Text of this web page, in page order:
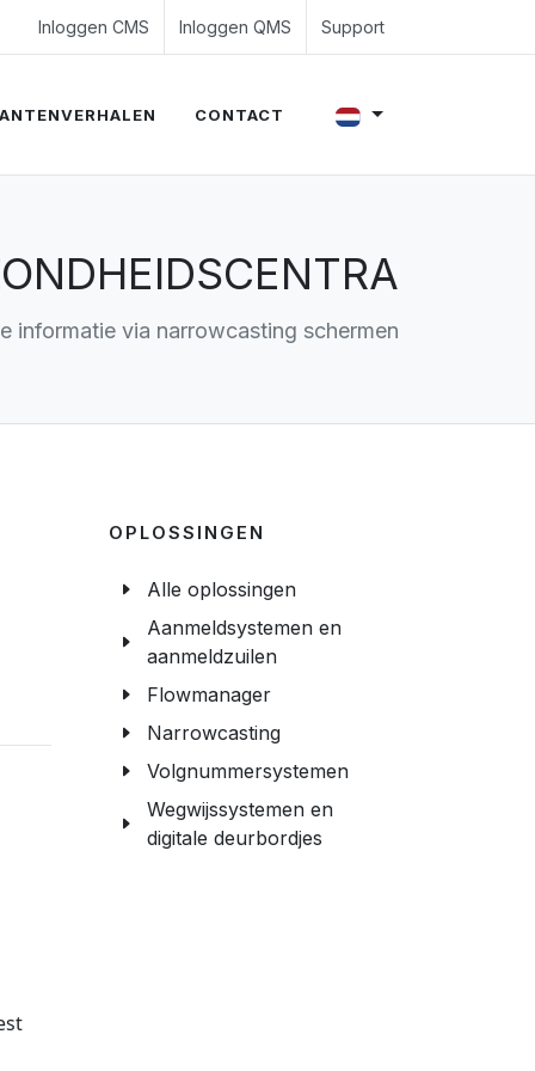
350 54 00
Inloggen CMS Inloggen QMS Support
CONTACT
informatie via narrowcasting schermen
OPLOSSINGEN
Alle oplossingen
Aanmeldsystemen en
aanmeldzuilen
Flowmanager
Narrowcasting
Volgnummersystemen
Wegwijssystemen en
digitale deurbordjes